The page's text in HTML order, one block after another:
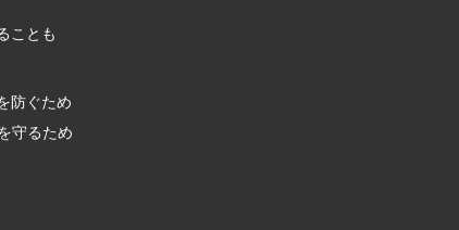
ことも
防ぐため
守るため